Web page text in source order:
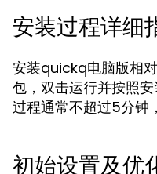
安装过程详细
安装quickq电脑版相
包，双击运行并按照
过程通常不超过5分钟
初始设置及优